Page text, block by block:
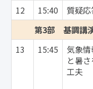
12 15:40
質疑
第3部 基調講
13
15:45
気象
と暑
工夫